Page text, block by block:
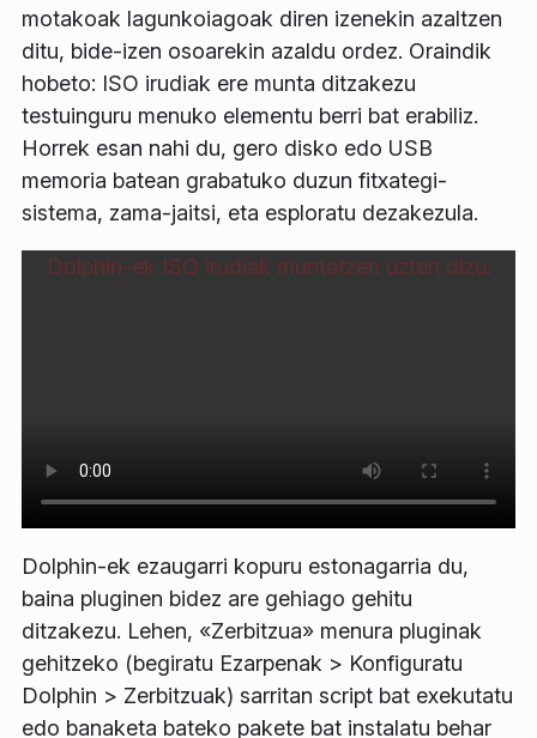
motakoak lagunkoiagoak diren izenekin azaltzen
ditu, bide-izen osoarekin azaldu ordez. Oraindik
hobeto: ISO irudiak ere munta ditzakezu
testuinguru menuko elementu berri bat erabiliz.
Horrek esan nahi du, gero disko edo USB
memoria batean grabatuko duzun fitxategi-
sistema, zama-jaitsi, eta esploratu dezakezula.
Dolphin-ek ISO irudiak muntatzen uzten dizu.
Dolphin-ek ezaugarri kopuru estonagarria du,
baina pluginen bidez are gehiago gehitu
ditzakezu. Lehen, «Zerbitzua» menura pluginak
gehitzeko (begiratu Ezarpenak > Konfiguratu
Dolphin > Zerbitzuak) sarritan script bat exekutatu
edo banaketa bateko pakete bat instalatu behar